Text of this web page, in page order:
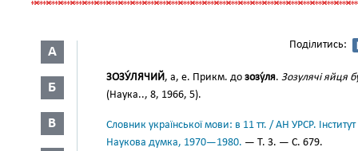
А
Б
В
Поділитись:
ЗОЗУ́ЛЯЧИЙ, а, е. Прикм. до зозу́ля. Зозулячі яйця
(Наука.., 8, 1966, 5).
Словник української мови: в 11 тт. / АН УРСР.
Наукова думка, 1970—1980. — Т. 3. — С. 679.